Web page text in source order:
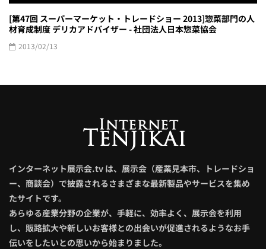
[第47回 スーパーマーケット・トレードショー 2013]惣菜部門の人
材育成制度 デリカアドバイザー - 社団法人日本惣菜協会
2013/02/13
インターネット展示会.tv は、展示会（産業見本市、トレードショ
ー、商談会）で披露されるさまざまな最新製品やサービスを集め
たサイトです。
あらゆる産業分野の企業が、手軽に、効率よく、展示会を利用
し、販路拡大や新しいお客様との出会いが促進されるようなお手
伝いをしたいとの思いから始まりました。